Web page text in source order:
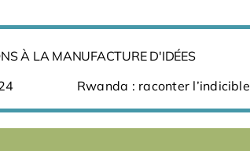
À LA MANUFACTURE D'IDÉES
Rwanda : raconter l’indicible